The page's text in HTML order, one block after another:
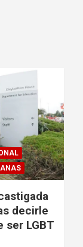
decirle
ser LGBT